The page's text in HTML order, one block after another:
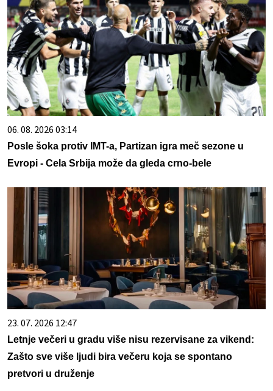
06. 08. 2026 03:14
Posle šoka protiv IMT-a, Partizan igra meč sezone u
Evropi - Cela Srbija može da gleda crno-bele
23. 07. 2026 12:47
Letnje večeri u gradu više nisu rezervisane za vikend:
Zašto sve više ljudi bira večeru koja se spontano
pretvori u druženje